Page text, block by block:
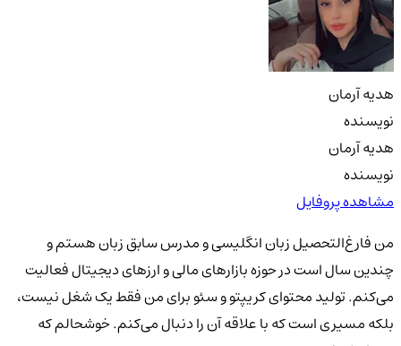
هدیه آرمان
نویسنده
هدیه آرمان
نویسنده
مشاهده پروفایل
من فارغ‌التحصیل زبان انگلیسی و مدرس سابق زبان هستم و
چندین سال است در حوزه بازارهای مالی و ارزهای دیجیتال فعالیت
می‌کنم. تولید محتوای کریپتو و سئو برای من فقط یک شغل نیست،
بلکه مسیری است که با علاقه آن را دنبال می‌کنم. خوشحالم که